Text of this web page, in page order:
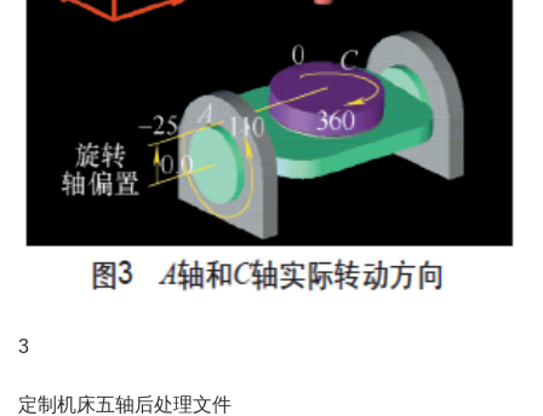
3
定制机床五轴后处理文件